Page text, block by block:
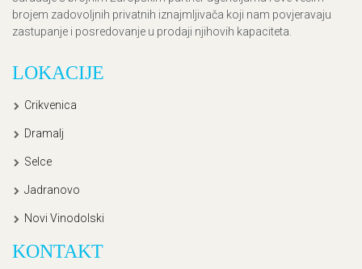
brojem zadovoljnih privatnih iznajmljivača koji nam povjeravaju
zastupanje i posredovanje u prodaji njihovih kapaciteta.
LOKACIJE
Crikvenica
Dramalj
Selce
Jadranovo
Novi Vinodolski
KONTAKT